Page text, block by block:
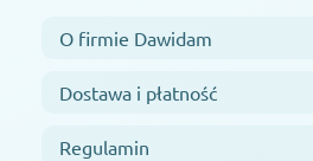
O firmie Dawidam
Dostawa i płatność
Regulamin